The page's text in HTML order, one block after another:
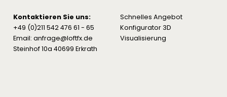
Kontaktieren Sie uns:
+49 (0)211 542 476 61 - 65
Email: anfrage@loftfx.de
Steinhof 10a 40699 Erkrath
Schnelles Angebot
Konfigurator 3D
Visualisierung